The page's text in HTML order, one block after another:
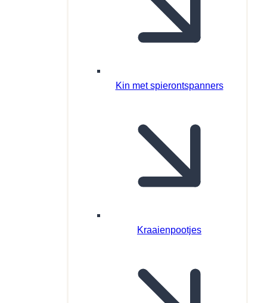
Kin met spierontspanners
Kraaienpootjes